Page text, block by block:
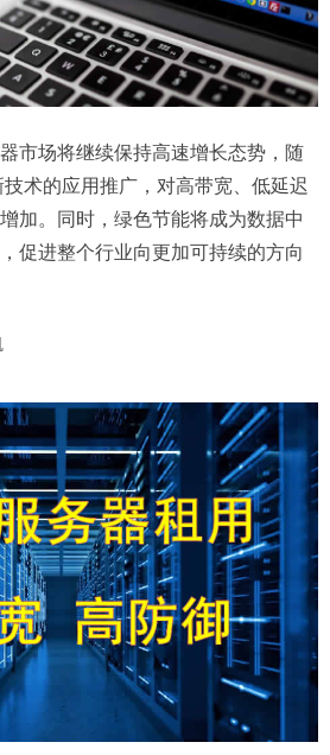
市场将继续保持高速增长态势，随
术的应用推广，对高带宽、低延迟
加。同时，绿色节能将成为数据中
促进整个行业向更加可持续的方向